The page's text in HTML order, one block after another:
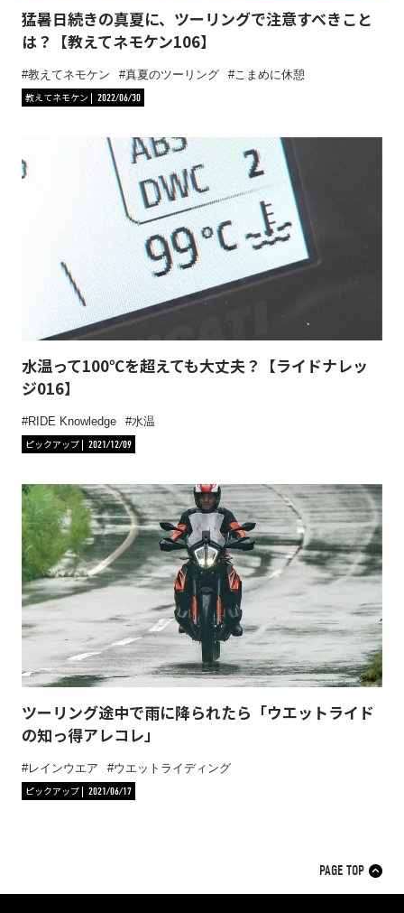
猛暑日続きの真夏に、ツーリングで注意すべきこと
は？【教えてネモケン106】
教えてネモケン 真夏のツーリング
こまめに休憩
教えてネモケン
2022/06/30
水温って100℃を超えても大丈夫？【ライドナレッ
ジ016】
RIDE Knowledge
水温
ピックアップ
2021/12/09
ツーリング途中で雨に降られたら「ウエットライド
の知っ得アレコレ」
レインウエア
ウエットライディング
ピックアップ
2021/06/17
PAGE TOP